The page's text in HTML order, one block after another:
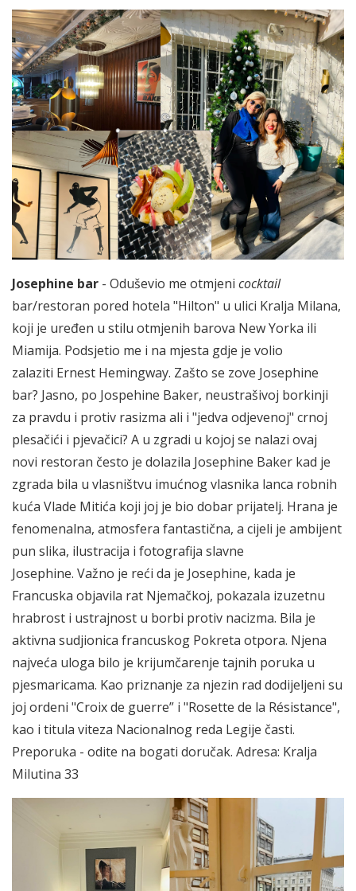
Josephine bar - Oduševio me otmjeni cocktail
bar/restoran pored hotela "Hilton" u ulici Kralja Milana,
koji je uređen u stilu otmjenih barova New Yorka ili
Miamija. Podsjetio me i na mjesta gdje je volio
zalaziti Ernest Hemingway. Zašto se zove Josephine
bar? Jasno, po Jospehine Baker, neustrašivoj borkinji
za pravdu i protiv rasizma ali i "jedva odjevenoj" crnoj
plesačići i pjevačici? A u zgradi u kojoj se nalazi ovaj
novi restoran često je dolazila Josephine Baker kad je
zgrada bila u vlasništvu imućnog vlasnika lanca robnih
kuća Vlade Mitića koji joj je bio dobar prijatelj. Hrana je
fenomenalna, atmosfera fantastična, a cijeli je ambijent
pun slika, ilustracija i fotografija slavne
Josephine. Važno je reći da je Josephine, kada je
Francuska objavila rat Njemačkoj, pokazala izuzetnu
hrabrost i ustrajnost u borbi protiv nacizma. Bila je
aktivna sudjionica francuskog Pokreta otpora. Njena
najveća uloga bilo je krijumčarenje tajnih poruka u
pjesmaricama. Kao priznanje za njezin rad dodijeljeni su
joj ordeni "Croix de guerre” i "Rosette de la Résistance",
kao i titula viteza Nacionalnog reda Legije časti.
Preporuka - odite na bogati doručak. Adresa: Kralja
Milutina 33